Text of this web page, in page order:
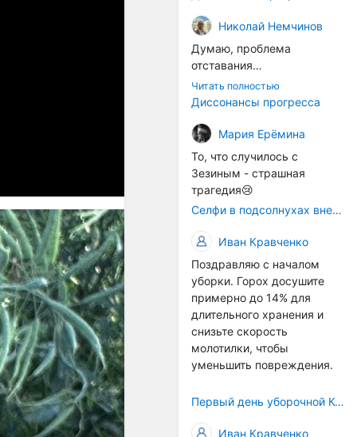
Николай Немчинов
Думаю, проблема
отставания
технологичности
оборудования в
окажется связана с
кадрами. Их надо будет
все больше, чтобы
затыкать
образовывающиеся
технологические дыры. И
это в рамках
существующих реалий для
людей принимающих
решения как раз хорошо,
само село окажется при
деле, да и количество
задействованных в
сельхозпоризводстве
кадров таким образом
Читать полностью
Диссонансы прогресса
Мария Ерёмина
То, что случилось с
Зезиным - страшная
трагедия😢
Селфи в подсолнухах вне закона: За проникновение на сельхозземли без разрешения хотят штрафовать
Иван Кравченко
Поздравляю с началом
уборки. Горох досушите
примерно до 14% для
длительного хранения и
снизьте скорость
молотилки, чтобы
уменьшить повреждения.
Первый день уборочной Компании 2026🫡Считаю открытым.
Иван Кравченко